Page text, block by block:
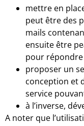
mettre en
peut être des
mails
ensuite être
pour
proposer un
conception et
service
à l’inverse,
A noter que